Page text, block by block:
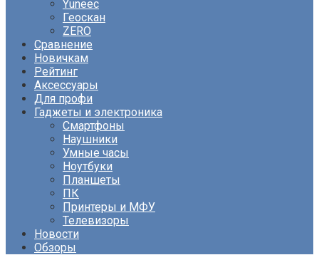
Yuneec
Геоскан
ZERO
Сравнение
Новичкам
Рейтинг
Аксессуары
Для профи
Гаджеты и электроника
Смартфоны
Наушники
Умные часы
Ноутбуки
Планшеты
ПК
Принтеры и МФУ
Телевизоры
Новости
Обзоры